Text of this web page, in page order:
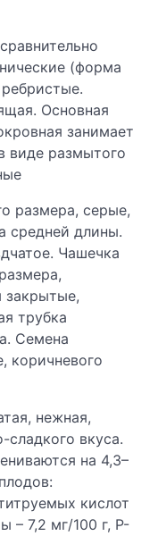
(форма
Основная
занимает
виде размытого
размера, серые,
средней длины.
Чашечка
закрытые,
трубка
Семена
коричневого
нежная,
сладкого вкуса.
на 4,3–
кислот
– 7,2 мг/100 г, Р-